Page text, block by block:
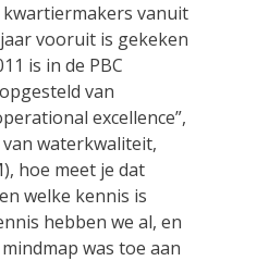
vanuit
vooruit is gekeken
is in de PBC
van
excellence”,
waterkwaliteit,
hoe meet je dat
welke kennis is
hebben we al, en
was toe aan